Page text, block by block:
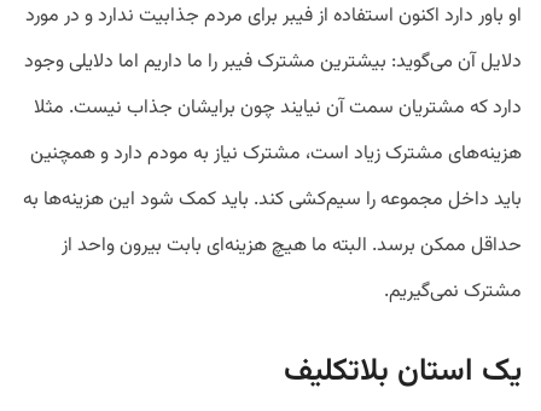
او باور دارد اکنون استفاده از فیبر برای مردم جذابیت ندارد و در مورد
دلایل آن می‌گوید:‌ بیشترین مشترک فیبر را ما داریم اما دلایلی وجود
دارد که مشتریان سمت آن نیایند چون برایشان جذاب نیست. مثلا
هزینه‌های مشترک زیاد است، مشترک نیاز به مودم دارد و همچنین
باید داخل مجموعه را سیم‌کشی کند. باید کمک شود این هزینه‌ها به
حداقل ممکن برسد. البته ما هیچ هزینه‌ای بابت بیرون واحد از
مشترک نمی‌گیریم.
یک استان بلاتکلیف